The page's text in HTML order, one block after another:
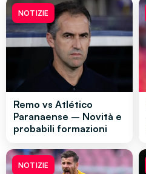
NOTIZIE
Remo vs Atlético
Paranaense – Novità e
probabili formazioni
NOTIZIE